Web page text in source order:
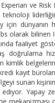
Experian ve
teknoloji
için dünyanın
olarak bilinen
faaliyet
doğrulama
kimlik
kayıt
sunan
ediyor.
mekanizması